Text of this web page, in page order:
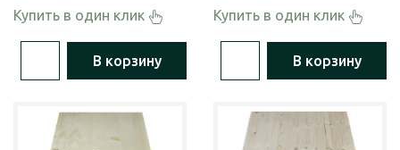
Купить в один клик
В корзину
Купить в один клик
В корзину